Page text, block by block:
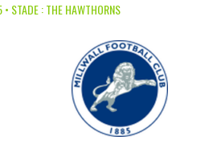
• STADE : THE HAWTHORNS